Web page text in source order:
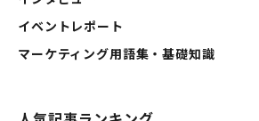
イベントレポート
マーケティング用語集・基礎知識